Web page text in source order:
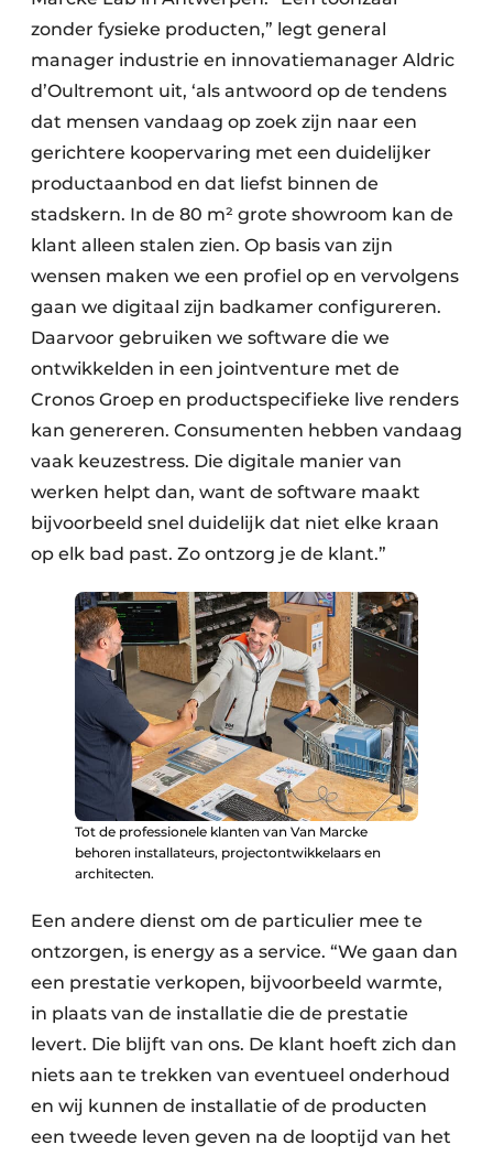
zonder fysieke producten,” legt general
manager industrie en innovatiemanager Aldric
d’Oultremont uit, ‘als antwoord op de tendens
dat mensen vandaag op zoek zijn naar een
gerichtere koopervaring met een duidelijker
productaanbod en dat liefst binnen de
stadskern. In de 80 m² grote showroom kan de
klant alleen stalen zien. Op basis van zijn
wensen maken we een profiel op en vervolgens
gaan we digitaal zijn badkamer configureren.
Daarvoor gebruiken we software die we
ontwikkelden in een jointventure met de
Cronos Groep en productspecifieke live renders
kan genereren. Consumenten hebben vandaag
vaak keuzestress. Die digitale manier van
werken helpt dan, want de software maakt
bijvoorbeeld snel duidelijk dat niet elke kraan
op elk bad past. Zo ontzorg je de klant.”
Tot de professionele klanten van Van Marcke
behoren installateurs, projectontwikkelaars en
architecten.
Een andere dienst om de particulier mee te
ontzorgen, is energy as a service. “We gaan dan
een prestatie verkopen, bijvoorbeeld warmte,
in plaats van de installatie die de prestatie
levert. Die blijft van ons. De klant hoeft zich dan
niets aan te trekken van eventueel onderhoud
en wij kunnen de installatie of de producten
een tweede leven geven na de looptijd van het